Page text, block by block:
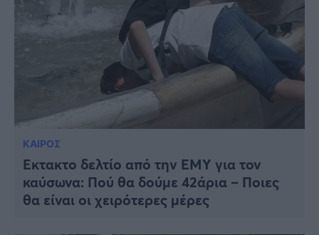
ΚΑΙΡΟΣ
Έκτακτο δελτίο από την ΕΜΥ για τον
καύσωνα: Πού θα δούμε 42άρια – Ποιες
θα είναι οι χειρότερες μέρες